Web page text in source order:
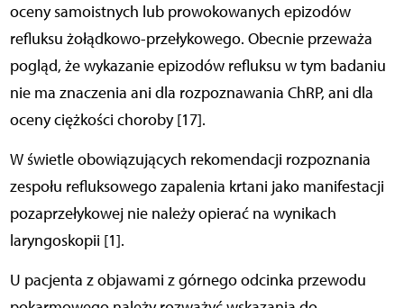
oceny samoistnych lub prowokowanych epizodów
refluksu żołądkowo-przełykowego. Obecnie przeważa
pogląd, że wykazanie epizodów refluksu w tym badaniu
nie ma znaczenia ani dla rozpoznawania ChRP, ani dla
oceny ciężkości choroby [17].
W świetle obowiązujących rekomendacji rozpoznania
zespołu refluksowego zapalenia krtani jako manifestacji
pozaprzełykowej nie należy opierać na wynikach
laryngoskopii [1].
U pacjenta z objawami z górnego odcinka przewodu